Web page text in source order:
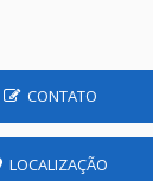
CONTATO
LOCALIZAÇÃO